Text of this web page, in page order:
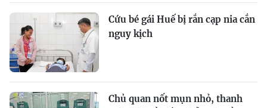
Cứu bé gái Huế bị rắn cạp nia cắn
nguy kịch
Chủ quan nốt mụn nhỏ, thanh